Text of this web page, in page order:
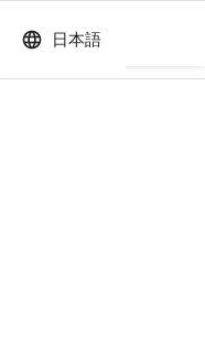
language 日本語